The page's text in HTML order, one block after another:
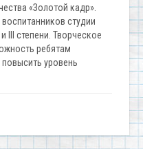
«Золотой кадр».
студии
III степени. Творческое
ребятам
уровень